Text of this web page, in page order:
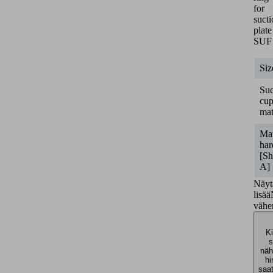
for
plate
SUF
cup
A]
lisää